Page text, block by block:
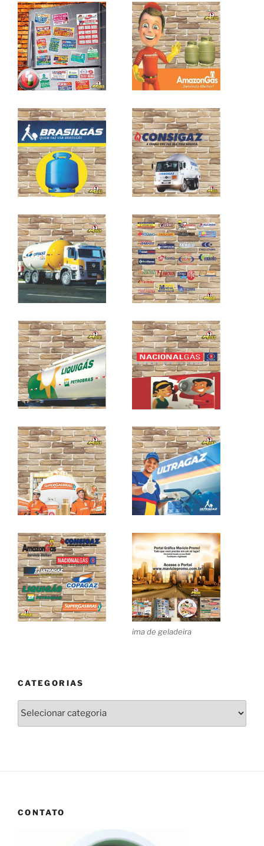
ima de geladeira
CATEGORIAS
Categorias
CONTATO